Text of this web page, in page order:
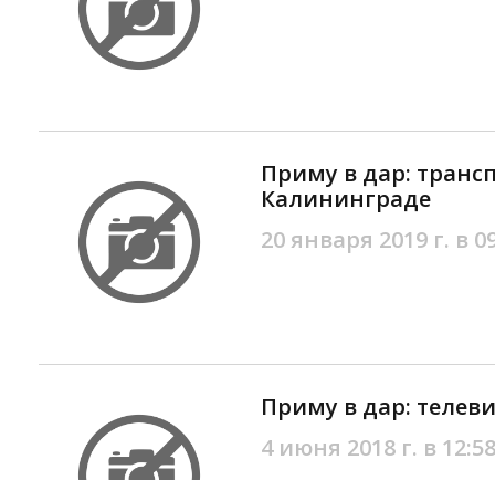
Приму в дар:
Калининграде
20 января 2019 г. в
Приму в дар:
4 июня 2018 г. в 12:58